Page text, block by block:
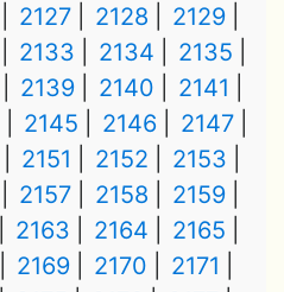
2127 2128
2129
2133 2134
2135
2139 2140
2141
2145 2146
2147
2151 2152
2153
2157 2158
2159
2163 2164
2165
2169 2170
2171